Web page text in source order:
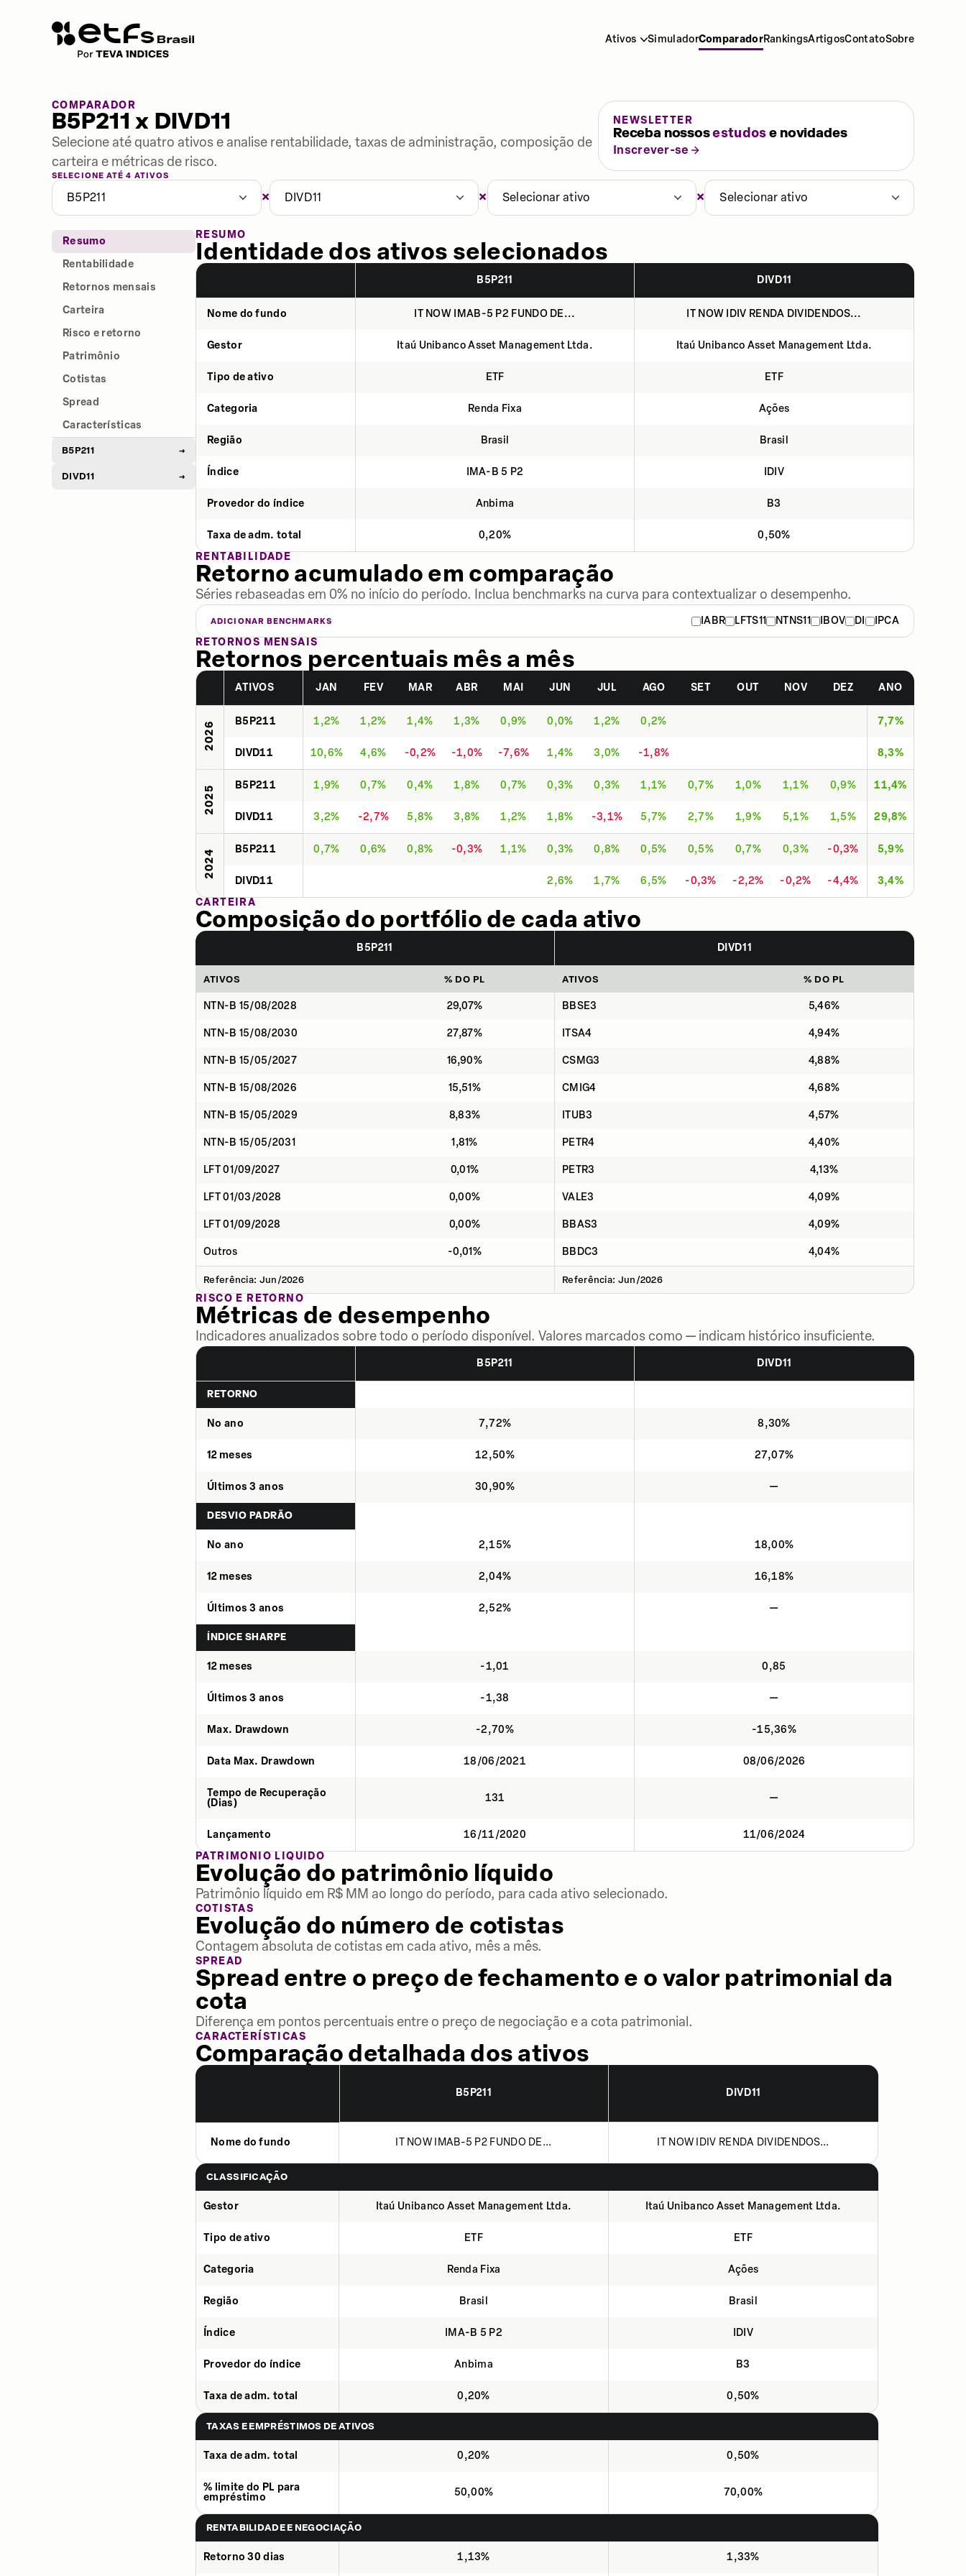
Ativos SimuladorComparadorRankingsArtigosContatoSobre
COMPARADOR
B5P211 x DIVD11
Selecione até quatro ativos e analise rentabilidade, taxas de administração, composição de
carteira e métricas de risco.
NEWSLETTER
Receba nossosestudose novidades
Inscrever-se
SELECIONE ATÉ 4 ATIVOS
B5P211 × DIVD11 × Selecionar ativo × Selecionar ativo
Resumo
Rentabilidade
Retornos mensais
Carteira
Risco e retorno
Patrimônio
Cotistas
Spread
Características
B5P211 →
DIVD11 →
RESUMO
Identidade dos ativos selecionados
B5P211 DIVD11
Nome do fundo IT NOW IMAB-5 P2 FUNDO DE... IT NOW IDIV RENDA DIVIDENDOS...
Gestor Itaú Unibanco Asset Management Ltda. Itaú Unibanco Asset Management Ltda.
Tipo de ativo ETF ETF
Categoria Renda Fixa Ações
Região Brasil Brasil
Índice IMA-B 5 P2 IDIV
Provedor do índice Anbima B3
Taxa de adm. total 0,20%
0,50%
RENTABILIDADE
Retorno acumulado em comparação
Séries rebaseadas em 0% no início do período. Inclua benchmarks na curva para contextualizar o desempenho.
ADICIONAR BENCHMARKS IABR LFTS11 NTNS11 IBOV DI
IPCA
RETORNOS MENSAIS
Retornos percentuais mês a mês
ATIVOS JAN FEV MAR ABR MAI JUN JUL AGO SET OUT NOV DEZ ANO
2026 B5P211 1,2% 1,2% 1,4% 1,3% 0,9% 0,0% 1,2% 0,2% 7,7%
DIVD11 10,6% 4,6% -0,2% -1,0% -7,6% 1,4% 3,0% -1,8% 8,3%
2025 B5P211 1,9% 0,7% 0,4% 1,8% 0,7% 0,3% 0,3% 1,1% 0,7% 1,0% 1,1% 0,9% 11,4%
DIVD11 3,2% -2,7% 5,8% 3,8% 1,2% 1,8% -3,1% 5,7% 2,7% 1,9% 5,1% 1,5% 29,8%
2024 B5P211 0,7% 0,6% 0,8% -0,3% 1,1% 0,3% 0,8% 0,5% 0,5% 0,7% 0,3% -0,3% 5,9%
DIVD11 2,6% 1,7% 6,5% -0,3% -2,2% -0,2% -4,4%
3,4%
CARTEIRA
Composição do portfólio de cada ativo
B5P211 DIVD11
ATIVOS % DO PL ATIVOS % DO PL
NTN-B 15/08/2028 29,07% BBSE3 5,46%
NTN-B 15/08/2030 27,87% ITSA4 4,94%
NTN-B 15/05/2027 16,90% CSMG3 4,88%
NTN-B 15/08/2026 15,51% CMIG4 4,68%
NTN-B 15/05/2029 8,83% ITUB3 4,57%
NTN-B 15/05/2031 1,81% PETR4 4,40%
LFT 01/09/2027 0,01% PETR3 4,13%
LFT 01/03/2028 0,00% VALE3 4,09%
LFT 01/09/2028 0,00% BBAS3 4,09%
Outros -0,01% BBDC3 4,04%
Referência: Jun/2026 Referência: Jun/2026
RISCO E RETORNO
Métricas de desempenho
Indicadores anualizados sobre todo o período disponível. Valores marcados como — indicam histórico insuficiente.
B5P211 DIVD11
RETORNO
No ano 7,72% 8,30%
12 meses 12,50% 27,07%
Últimos 3 anos 30,90% —
DESVIO PADRÃO
No ano 2,15% 18,00%
12 meses 2,04% 16,18%
Últimos 3 anos 2,52% —
ÍNDICE SHARPE
12 meses -1,01 0,85
Últimos 3 anos -1,38 —
Max. Drawdown -2,70% -15,36%
Data Max. Drawdown 18/06/2021 08/06/2026
Tempo de Recuperação
(Dias)
131 —
Lançamento 16/11/2020
11/06/2024
PATRIMÔNIO LÍQUIDO
Evolução do patrimônio líquido
Patrimônio líquido em R$ MM ao longo do período, para cada ativo selecionado.
COTISTAS
Evolução do número de cotistas
Contagem absoluta de cotistas em cada ativo, mês a mês.
SPREAD
Spread entre o preço de fechamento e o valor patrimonial da
cota
Diferença em pontos percentuais entre o preço de negociação e a cota patrimonial.
CARACTERÍSTICAS
Comparação detalhada dos ativos
B5P211 DIVD11
Nome do fundo IT NOW IMAB-5 P2 FUNDO DE... IT NOW IDIV RENDA DIVIDENDOS...
CLASSIFICAÇÃO
Gestor Itaú Unibanco Asset Management Ltda. Itaú Unibanco Asset Management Ltda.
Tipo de ativo ETF ETF
Categoria Renda Fixa Ações
Região Brasil Brasil
Índice IMA-B 5 P2 IDIV
Provedor do índice Anbima B3
Taxa de adm. total 0,20% 0,50%
TAXAS E EMPRÉSTIMOS DE ATIVOS
Taxa de adm. total 0,20% 0,50%
% limite do PL para
empréstimo
50,00% 70,00%
RENTABILIDADE E NEGOCIAÇÃO
Retorno 30 dias 1,13% 1,33%